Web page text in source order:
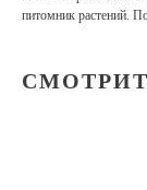
питомник растений.